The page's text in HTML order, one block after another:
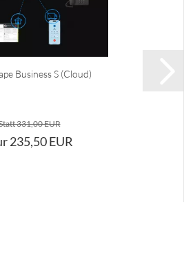
Business S (Cloud)
331,00 EUR
235,50 EUR